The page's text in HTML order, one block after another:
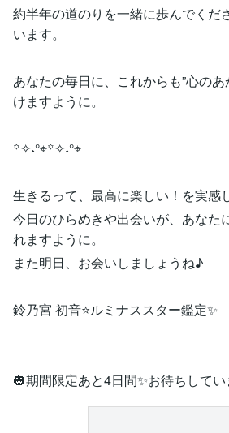
約半年の道のりを一緒に歩んでくだ
います。
あなたの毎日に、これからも”心の
けますように。
꙳✧˖°⌖꙳✧˖°⌖
生きるって、最高に楽しい！を実感
今日のひらめきや出会いが、あなた
れますように。
また明日、お会いしましょうね♪
鈴乃宮 初音⭐️ルミナススター鑑定✨​​​​​​​​​​​​​​​​
🎃期間限定あと4日間✨お待ちして